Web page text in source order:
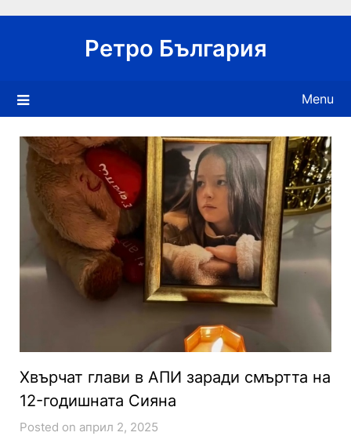
Ретро България
Menu
Хвърчат глави в АПИ заради смъртта на
12-годишната Сияна
Posted on април 2, 2025